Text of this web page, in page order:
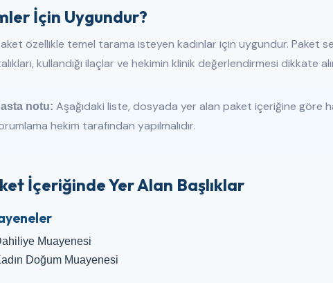
İçin Uygundur?
özellikle temel tarama isteyen kadınlar için uygundur. Paket
kullandığı ilaçlar ve hekimin klinik değerlendirmesi dikkate
notu: Aşağıdaki liste, dosyada yer alan paket içeriğine göre
hekim tarafından yapılmalıdır.
İçeriğinde Yer Alan Başlıklar
Muayenesi
Doğum Muayenesi